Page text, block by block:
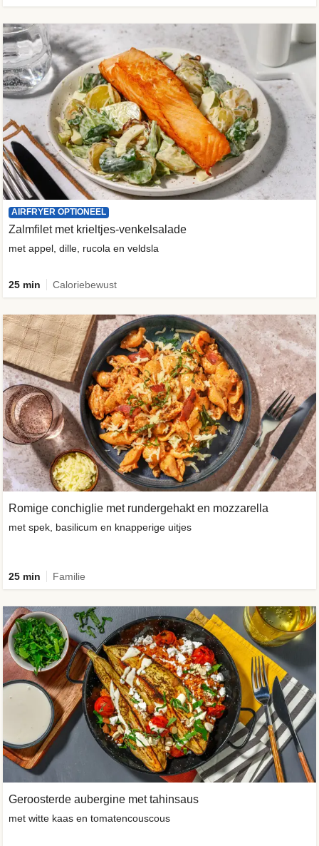
AIRFRYER OPTIONEEL
Zalmfilet met krieltjes-venkelsalade
met appel, dille, rucola en veldsla
25 min Caloriebewust
Romige conchiglie met rundergehakt en mozzarella
met spek, basilicum en knapperige uitjes
25 min Familie
Geroosterde aubergine met tahinsaus
met witte kaas en tomatencouscous